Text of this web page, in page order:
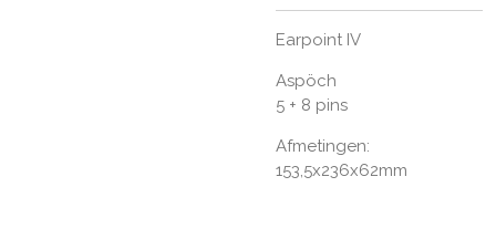
Earpoint IV
Aspöch
5 + 8 pins
Afmetingen:
153,5x236x62mm